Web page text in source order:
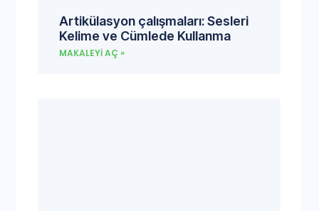
Artikülasyon çalışmaları: Sesleri
Kelime ve Cümlede Kullanma
MAKALEYI AÇ »